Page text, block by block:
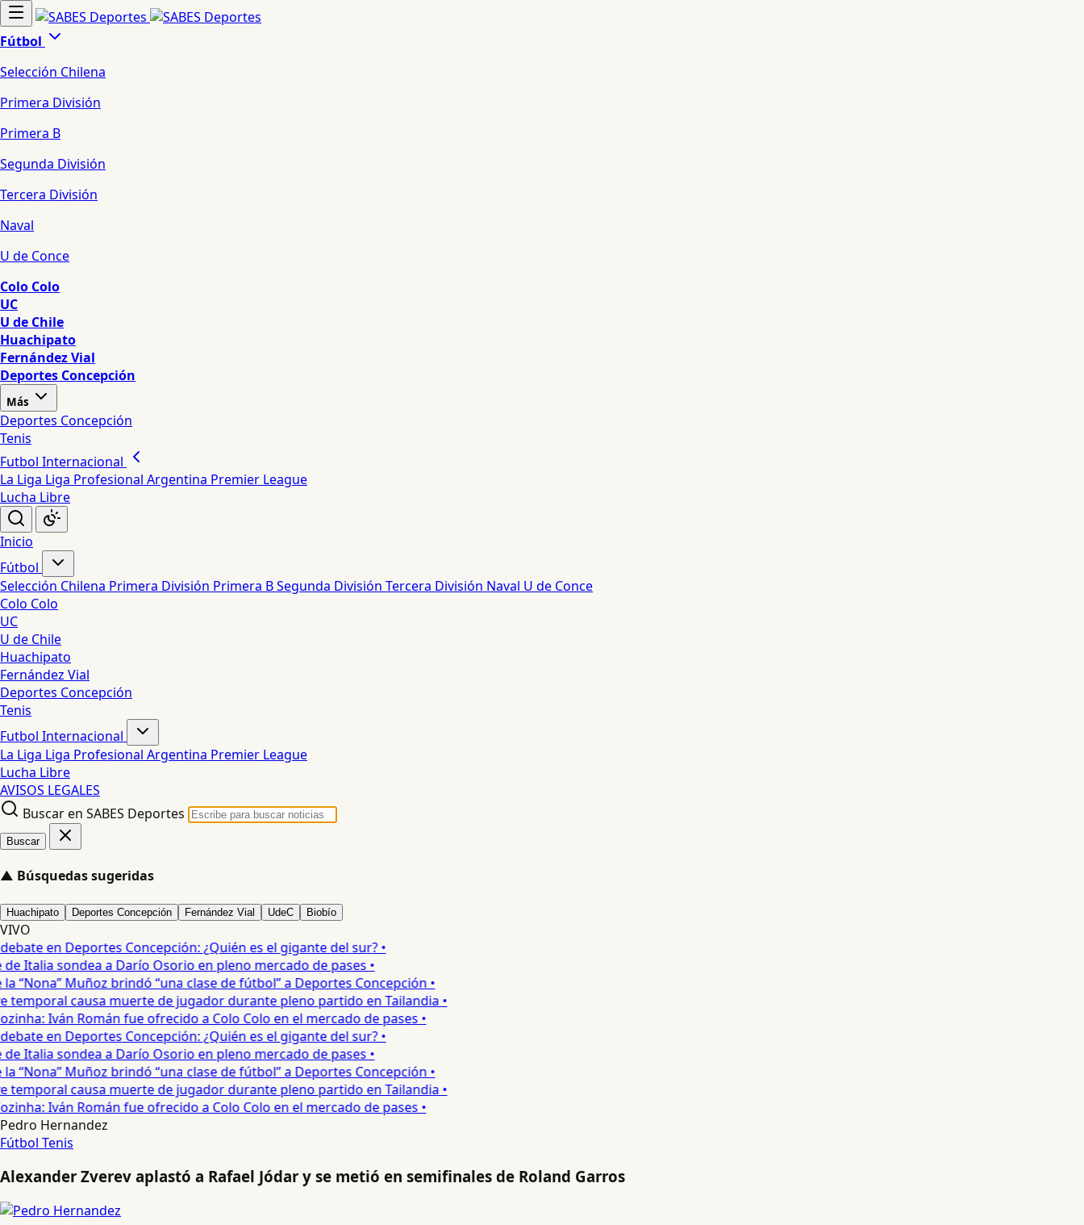
Fútbol
Selección Chilena
Primera División
Primera B
Segunda División
Tercera División
Naval
U de Conce
Colo Colo
UC
U de Chile
Huachipato
Fernández Vial
Deportes Concepción
Más
Deportes Concepción
Tenis
Futbol Internacional
La Liga Liga Profesional Argentina Premier League
Lucha Libre
Inicio
Fútbol
Selección Chilena Primera División Primera BSegunda División Tercera División Naval U de Conce
Colo Colo
UC
U de Chile
Huachipato
Fernández Vial
Deportes Concepción
Tenis
Futbol Internacional
La Liga Liga Profesional Argentina Premier League
Lucha Libre
AVISOS LEGALES
Buscar en SABES Deportes
Buscar
▲ Búsquedas sugeridas
Huachipato Deportes Concepción Fernández Vial UdeC Biobío
VIVO
en Deportes Concepción: ¿Quién es el gigante del sur? •
Italia sondea a Darío Osorio en pleno mercado de pases •
Muñoz brindó “una clase de fútbol” a Deportes Concepción •
causa muerte de jugador durante pleno partido en Tailandia •
Iván Román fue ofrecido a Colo Colo en el mercado de pases •
en Deportes Concepción: ¿Quién es el gigante del sur? •
Italia sondea a Darío Osorio en pleno mercado de pases •
Muñoz brindó “una clase de fútbol” a Deportes Concepción •
causa muerte de jugador durante pleno partido en Tailandia •
Iván Román fue ofrecido a Colo Colo en el mercado de pases •
Pedro Hernandez
Fútbol Tenis
Alexander Zverev aplastó a Rafael Jódar y se metió en semifinales de Roland Garros